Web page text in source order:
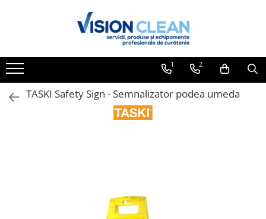
Aspiratoare si masini curatenie
profesionale
Masini de curatat si aspirat
1 2
TASKI Safety Sign - Semnalizator podea umeda